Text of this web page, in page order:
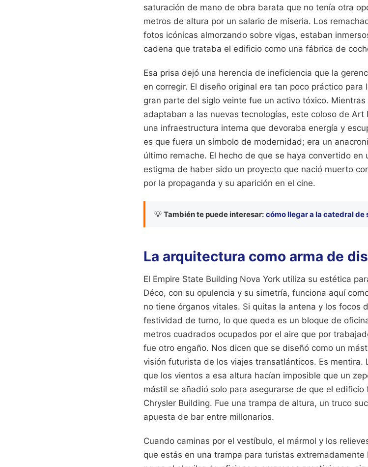
saturación de mano de obra barata que no tenía otra
metros de altura por un salario de miseria. Los
fotos icónicas almorzando sobre vigas, estaban
cadena que trataba el edificio como una fábrica de
Esa prisa dejó una herencia de ineficiencia que la
en corregir. El diseño original era tan poco práctico
gran parte del siglo veinte fue un activo tóxico.
adaptaban a las nuevas tecnologías, este coloso de
una infraestructura interna que devoraba energía y
es que fuera un símbolo de modernidad; era un
último remache. El hecho de que se haya convertido en
estigma de haber sido un proyecto que nació muerto
por la propaganda y su aparición en el cine.
💡 También te puede interesar: cómo llegar a la catedral de
La arquitectura como arma de
El Empire State Building Nova York utiliza su estética
Déco, con su opulencia y su simetría, funciona aquí
no tiene órganos vitales. Si quitas la antena y los focos
festividad de turno, lo que queda es un bloque de
metros cuadrados ocupados por el aire que por
fue otro engaño. Nos dicen que se diseñó como un
visión futurista de los viajes transatlánticos. Es
que los vientos a esa altura hacían imposible que un
mástil se añadió solo para asegurarse de que el
Chrysler Building. Fue una trampa de altura, un truco
apuesta de bar entre millonarios.
Cuando caminas por el vestíbulo, el mármol y los
que estás en una trampa para turistas